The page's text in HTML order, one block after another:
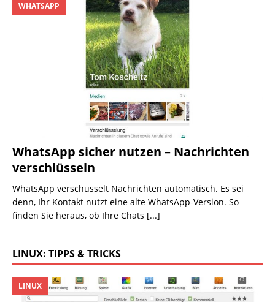
WhatsApp sicher nutzen – Nachrichten
verschlüsseln
WHATSAPP
WhatsApp verschüsselt Nachrichten automatisch. Es sei
denn, Ihr Kontakt nutzt eine alte WhatsApp-Version. So
finden Sie heraus, ob Ihre Chats [...]
LINUX: TIPPS & TRICKS
LINUX